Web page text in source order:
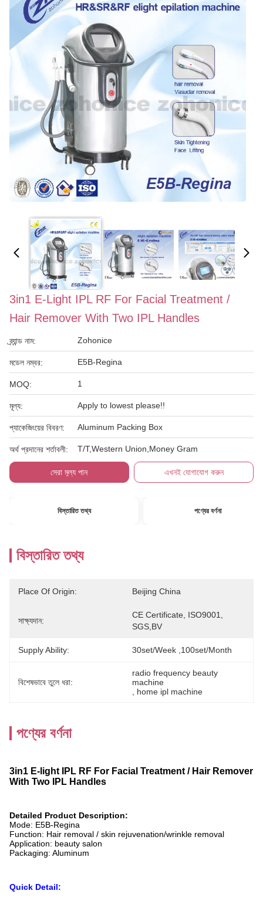
3in1 E-Light IPL RF For Facial Treatment /
Hair Remover With Two IPL Handles
ব্র্যান্ড নাম: Zohonice
মডেল নম্বর: E5B-Regina
MOQ: 1
মূল্য: Apply to lowest please!!
প্যাকেজিংয়ের বিবরণ: Aluminum Packing Box
অর্থ প্রদানের শর্তাবলী: T/T,Western Union,Money Gram
সেরা মূল্য পান এখনই যোগাযোগ করুন
বিস্তারিত তথ্য পণ্যের বর্ণনা
বিস্তারিত তথ্য
Place Of Origin: Beijing China
সাক্ষ্যদান:
CE Certificate, ISO9001,
SGS,BV
Supply Ability: 30set/week ,100set/Month
বিশেষভাবে তুলে ধরা:
radio frequency beauty
machine
home ipl machine
পণ্যের বর্ণনা
3in1 E-light IPL RF For Facial Treatment / Hair Remover
With Two IPL Handles
Detailed Product Description:
Mode: E5B-Regina
Function: Hair removal / skin rejuvenation/wrinkle removal
Application: beauty salon
Packaging: Aluminum
Quick Detail: